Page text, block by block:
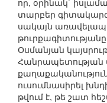
որ, օրինակ`
տարբեր
սակայն
Օսմանյան
Հանրապետության
ուսումնասիրել
թվում է, թե շատ